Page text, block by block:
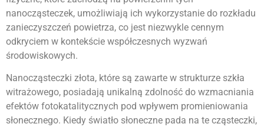
nanocząsteczek, umożliwiają ich wykorzystanie do rozkładu
zanieczyszczeń powietrza, co jest niezwykle cennym
odkryciem w kontekście współczesnych wyzwań
środowiskowych.
Nanocząsteczki złota, które są zawarte w strukturze szkła
witrażowego, posiadają unikalną zdolność do wzmacniania
efektów fotokatalitycznych pod wpływem promieniowania
słonecznego. Kiedy światło słoneczne pada na te cząsteczki,